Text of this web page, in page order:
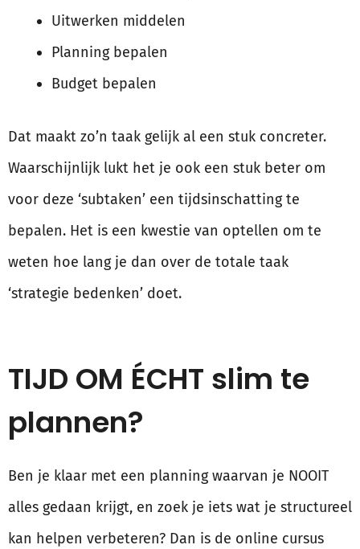
Uitwerken middelen
Planning bepalen
Budget bepalen
Dat maakt zo’n taak gelijk al een stuk concreter.
Waarschijnlijk lukt het je ook een stuk beter om
voor deze ‘subtaken’ een tijdsinschatting te
bepalen. Het is een kwestie van optellen om te
weten hoe lang je dan over de totale taak
‘strategie bedenken’ doet.
TIJD OM ÉCHT slim te
plannen?
Ben je klaar met een planning waarvan je NOOIT
alles gedaan krijgt, en zoek je iets wat je structureel
kan helpen verbeteren? Dan is de online cursus